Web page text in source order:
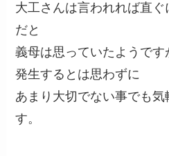
大工さんは言われれば直
だと
義母は思っていたようで
発生するとは思わずに
あまり大切でない事でも気
す。